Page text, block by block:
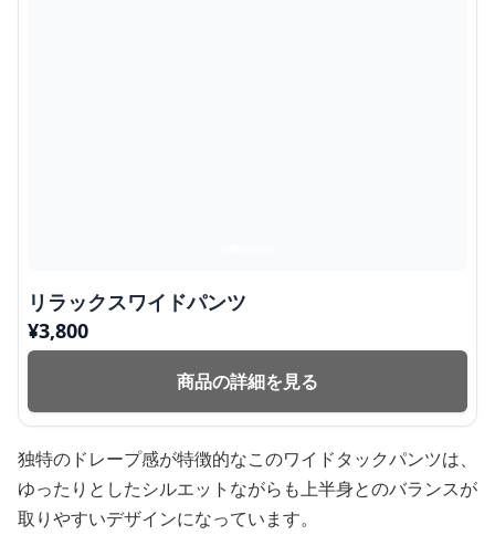
リラックスワイドパンツ
¥3,800
商品の詳細を見る
独特のドレープ感が特徴的なこのワイドタックパンツは、
ゆったりとしたシルエットながらも上半身とのバランスが
取りやすいデザインになっています。